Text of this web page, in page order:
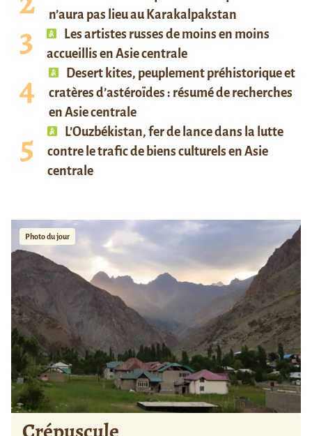
n’aura pas lieu au Karakalpakstan
Les artistes russes de moins en moins
accueillis en Asie centrale
Desert kites, peuplement préhistorique et
cratères d’astéroïdes : résumé de recherches
en Asie centrale
L’Ouzbékistan, fer de lance dans la lutte
contre le trafic de biens culturels en Asie
centrale
Photo du jour